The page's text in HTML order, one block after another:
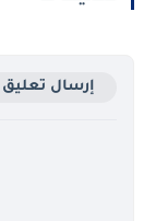
إرسال تعليق